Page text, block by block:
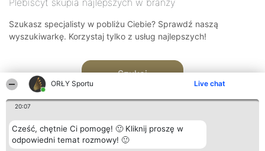
ORŁY Sportu Live chat
20:07
Cześć, chętnie Ci pomogę! 🙂 Kliknij proszę w
odpowiedni temat rozmowy! 🙂
Plebiscyt skupia najlepszych w branży
Szukasz specjalisty w pobliżu Ciebie? Sprawdź naszą
wyszukiwarkę. Korzystaj tylko z usług najlepszych!
Szukaj